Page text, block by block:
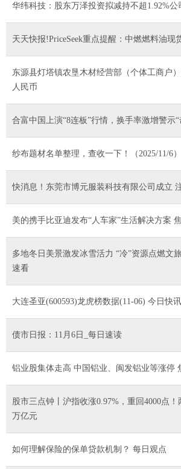
华纬科技：股东万泽投资拟减持不超1.92%公
天天快报!PriceSeek重点提醒：中燃燃料油现
东源县灯塔镇农垦木材经营部（个体工商户
人民币
合富中国上演“8连板”行情，换手率激增警示
纱布题材名单整理，查收一下！（2025/11/6）
快消息！东莞市博元服装科技有限公司成立
美的携手比亚迪发布“人车家”生活解决方案
多地冬日美景激发冰雪活力 “冷”资源点燃文
速看
大连圣亚(600593)龙虎榜数据(11-06) 今日快讯
债市日报：11月6日_每日速读
铝业股集体走高 中国铝业、闽发铝业等
股市三点钟丨沪指收涨0.97%，重回4000点
万亿元
如何理解保险的保单贷款机制？ 每日观点